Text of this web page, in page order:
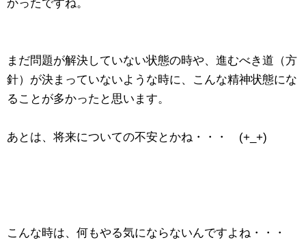
かったですね。
まだ問題が解決していない状態の時や、進むべき道（方
針）が決まっていないような時に、こんな精神状態にな
ることが多かったと思います。
あとは、将来についての不安とかね・・・ (+_+)
こんな時は、何もやる気にならないんですよね・・・